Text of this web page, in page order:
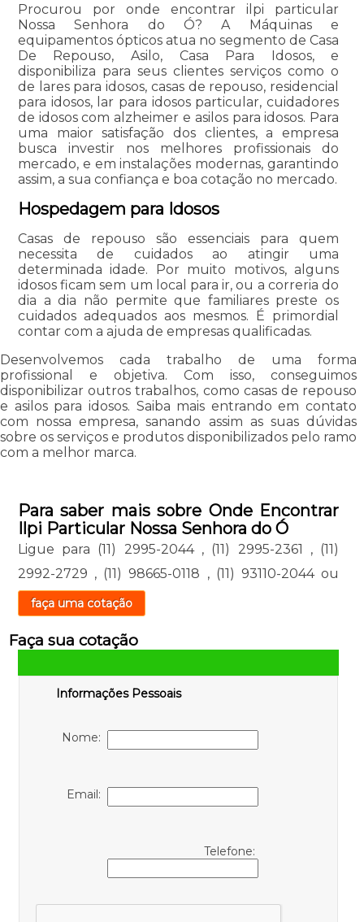
Procurou por onde encontrar ilpi particular
Nossa Senhora do Ó? A Máquinas e
equipamentos ópticos atua no segmento de Casa
De Repouso, Asilo, Casa Para Idosos, e
disponibiliza para seus clientes serviços como o
de lares para idosos, casas de repouso, residencial
para idosos, lar para idosos particular, cuidadores
de idosos com alzheimer e asilos para idosos. Para
uma maior satisfação dos clientes, a empresa
busca investir nos melhores profissionais do
mercado, e em instalações modernas, garantindo
assim, a sua confiança e boa cotação no mercado.
Hospedagem para Idosos
Casas de repouso são essenciais para quem
necessita de cuidados ao atingir uma
determinada idade. Por muito motivos, alguns
idosos ficam sem um local para ir, ou a correria do
dia a dia não permite que familiares preste os
cuidados adequados aos mesmos. É primordial
contar com a ajuda de empresas qualificadas.
Desenvolvemos cada trabalho de uma forma
profissional e objetiva. Com isso, conseguimos
disponibilizar outros trabalhos, como casas de repouso
e asilos para idosos. Saiba mais entrando em contato
com nossa empresa, sanando assim as suas dúvidas
sobre os serviços e produtos disponibilizados pelo ramo
com a melhor marca.
Para saber mais sobre Onde Encontrar
Ilpi Particular Nossa Senhora do Ó
Ligue para (11) 2995-2044 , (11) 2995-2361 , (11)
2992-2729 , (11) 98665-0118 , (11) 93110-2044 ou
faça uma cotação
Faça sua cotação
Informações Pessoais
Nome:
Email:
Telefone: